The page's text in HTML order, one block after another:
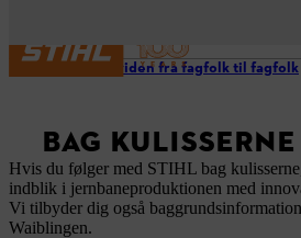
Nyttig viden fra fagfolk til fagfolk
BAG
Hvis du følger med STIHL bag
indblik i jernbaneproduktionen med
Vi tilbyder dig også
Waiblingen.